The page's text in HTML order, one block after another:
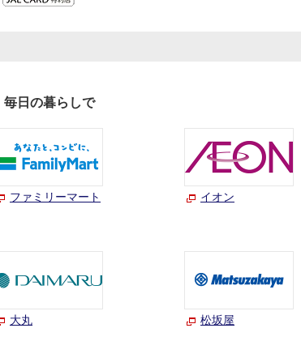
毎日の暮らしで
ファミリーマート イオン
大丸 松坂屋